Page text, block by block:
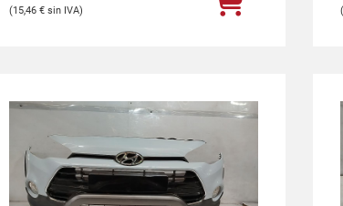
15,46 €